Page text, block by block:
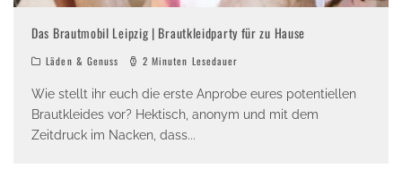
Das Brautmobil Leipzig | Brautkleidparty für zu Hause
Läden & Genuss 2 Minuten Lesedauer
Wie stellt ihr euch die erste Anprobe eures potentiellen
Brautkleides vor? Hektisch, anonym und mit dem
Zeitdruck im Nacken, dass...